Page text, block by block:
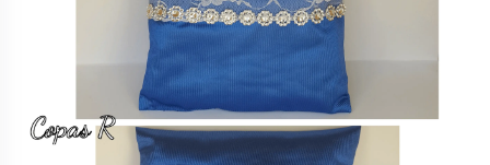
personalizadas
de boda
Árboles de Huellas para Primera
Comunión
Batas de comunión personalizadas
para niña